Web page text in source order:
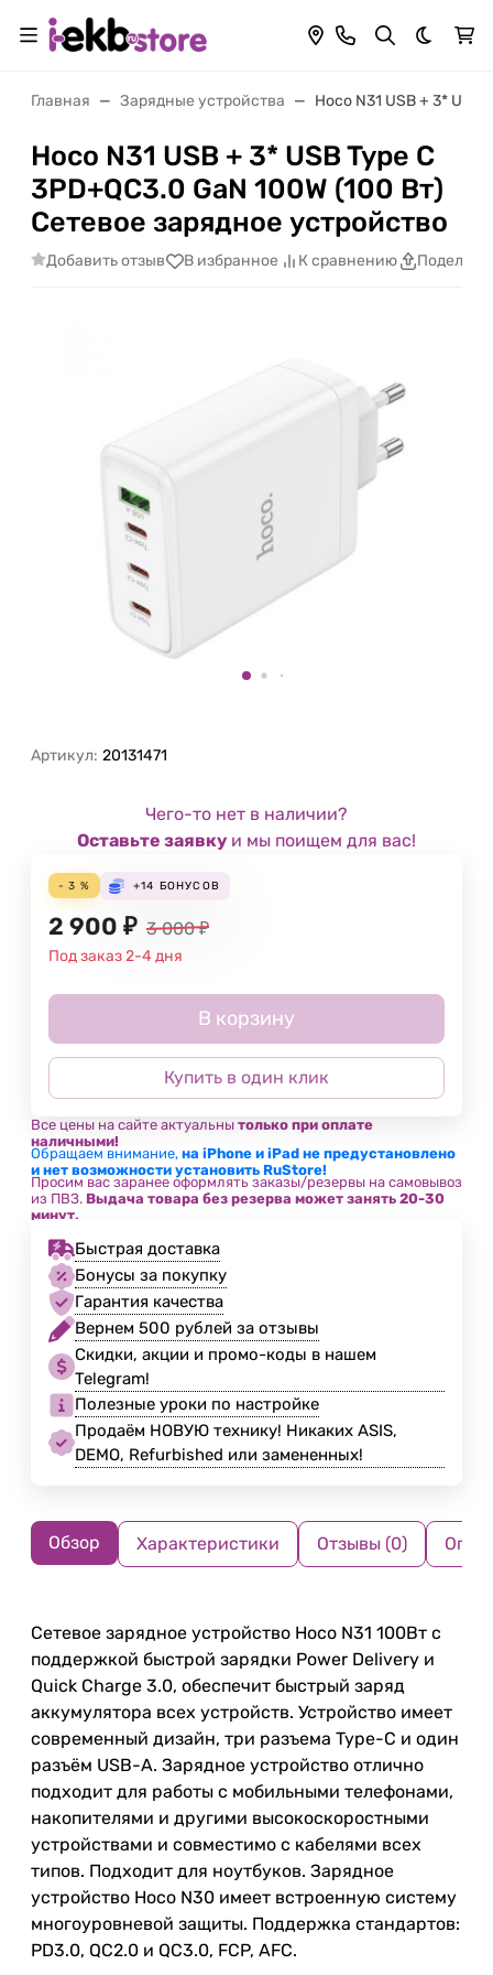
Темная
Главная Зарядные устройства Hoco N31 USB + 3* USB
Hoco N31 USB + 3* USB Type C
3PD+QC3.0 GaN 100W (100 Вт)
Сетевое зарядное устройство
Добавить отзыв В избранное К сравнению
Артикул: 20131471
Чего-то нет в наличии?
Оставьте заявку и мы поищем для вас!
- 3 % +14 БОНУСОВ
2 900 ₽ 3 000 ₽
Под заказ 2-4 дня
В корзину
Купить в один клик
Все цены на сайте актуальны только при оплате
наличными!
Обращаем внимание, на iPhone и iPad не предустановлено
и нет возможности установить RuStore!
Просим вас заранее оформлять заказы/резервы на самовывоз
из ПВЗ. Выдача товара без резерва может занять 20-30
минут.
Быстрая доставка
Бонусы за покупку
Гарантия качества
Вернем 500 рублей за отзывы
Скидки, акции и промо-коды в нашем
Telegram!
Полезные уроки по настройке
Продаём НОВУЮ технику! Никаких ASIS,
DEMO, Refurbished или замененных!
Обзор Характеристики Отзывы (0)
Сетевое зарядное устройство Hoco N31 100Вт с
поддержкой быстрой зарядки Power Delivery и
Quick Charge 3.0, обеспечит быстрый заряд
аккумулятора всех устройств. Устройство имеет
современный дизайн, три разъема Type-C и один
разъём USB-A. Зарядное устройство отлично
подходит для работы с мобильными телефонами,
накопителями и другими высокоскоростными
устройствами и совместимо с кабелями всех
типов. Подходит для ноутбуков. Зарядное
устройство Hoco N30 имеет встроенную систему
многоуровневой защиты. Поддержка стандартов:
PD3.0, QC2.0 и QC3.0, FCP, AFC.